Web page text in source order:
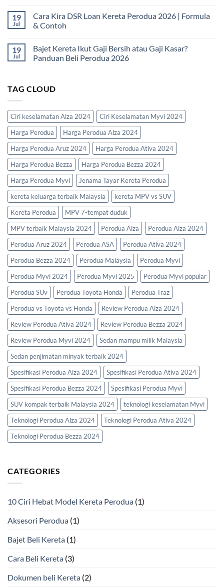
Lengkap
2026
Graduate
Panduan
Mula
Kerja
2026
on
Dokumen
Loan
2026
Senarai
19
Jul
Cara Kira DSR Loan Kereta Perodua 2026 | Formula
& Contoh
on
Cara
Kira
Perodua
2026
Contoh
19
Jul
Bajet Kereta Ikut Gaji Bersih atau Gaji Kasar?
Panduan Beli Perodua 2026
Bajet
Kereta
Bersih
atau
Gaji
Kasar?
Panduan
Beli
Perodua
2026
TAG CLOUD
Ciri keselamatan Alza 2024
Ciri Keselamatan Myvi 2024
Harga Perodua
Harga Perodua Alza 2024
Harga Perodua Aruz 2024
Harga Perodua Ativa 2024
Harga Perodua Bezza
Harga Perodua Bezza 2024
Harga Perodua Myvi
Jenama Tayar Kereta Perodua
kereta keluarga terbaik Malaysia
kereta MPV vs SUV
Kereta Perodua
MPV 7-tempat duduk
MPV terbaik Malaysia 2024
Perodua Alza
Perodua Alza 2024
Perodua Aruz 2024
Perodua ASA
Perodua Ativa 2024
Perodua Bezza 2024
Perodua Malaysia
Perodua Myvi
Perodua Myvi 2024
Perodua Myvi 2025
Perodua Myvi popular
Perodua SUv
Perodua Toyota Honda
Perodua Traz
Perodua vs Toyota vs Honda
Review Perodua Alza 2024
Review Perodua Ativa 2024
Review Perodua Bezza 2024
Review Perodua Myvi 2024
Sedan mampu milik Malaysia
Sedan penjimatan minyak terbaik 2024
Spesifikasi Perodua Alza 2024
Spesifikasi Perodua Ativa 2024
Spesifikasi Perodua Bezza 2024
Spesifikasi Perodua Myvi
SUV kompak terbaik Malaysia 2024
teknologi keselamatan Myvi
Teknologi Perodua Alza 2024
Teknologi Perodua Ativa 2024
Teknologi Perodua Bezza 2024
CATEGORIES
10 Ciri Hebat Model Kereta Perodua (1)
Aksesori Perodua (1)
Bajet Beli Kereta (1)
Cara Beli Kereta (3)
Dokumen beli Kereta (2)